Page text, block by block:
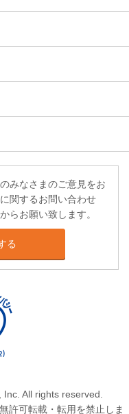
みなさまのご意見をお
関するお問い合わせ
からお願い致します。
る
All rights reserved.
許可転載・転用を禁止しま